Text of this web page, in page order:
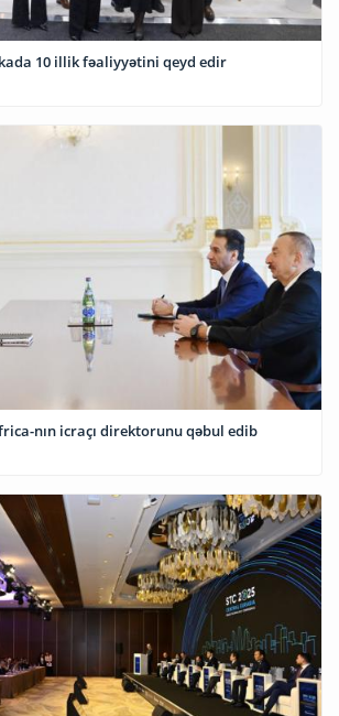
10 illik fəaliyyətini qeyd edir
Prezident Smart Africa-nın icraçı direktorunu qəbul edib